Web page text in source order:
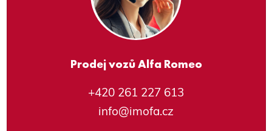
Prodej vozů Alfa Romeo
+420 261 227 613
info@imofa.cz